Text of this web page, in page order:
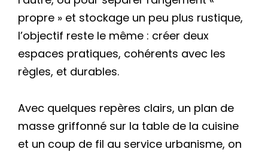
propre » et stockage un peu plus rustique,
l’objectif reste le même : créer deux
espaces pratiques, cohérents avec les
règles, et durables.
Avec quelques repères clairs, un plan de
masse griffonné sur la table de la cuisine
et un coup de fil au service urbanisme, on